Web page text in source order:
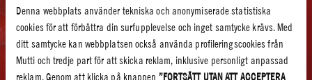
Denna webbplats använder tekniska och anonymiserade statistiska
cookies för att förbättra din surfupplevelse och inget samtycke krävs. Med
ditt samtycke kan webbplatsen också använda profileringscookies från
Mutti och tredje part för att skicka reklam, inklusive personligt anpassad
reklam. Genom att klicka på knappen ”FORTSÄTT UTAN ATT ACCEPTERA
+1 000 MILJONER LITER VATTEN HAR SPARATS*
* mellan 2012 och 2014 (Källa: CMCC, WWF and Mediterranean Climate Change
Center i Italien)